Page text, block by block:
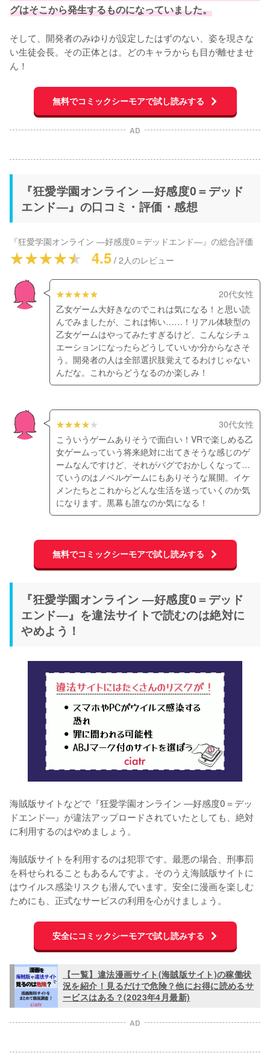
グはそこから発生するものになっていました。
そして、開発者のみゆりが設定したはずのない、姿を現さな
い生徒会長。その正体とは。どのキャラからも目が離せませ
ん！
無料でコミックシーモアで試し読みする
AD
『狂愛学園オンライン ―好感度0＝デッド
エンド―』の口コミ・評価・感想
『狂愛学園オンライン ―好感度0＝デッドエンド―』 の総合評価
4.5 / 2 人のレビュー
20代女性
乙女ゲーム大好きなのでこれは気になる！と思い読
んでみましたが、これは怖い……！リアル体験型の
乙女ゲームはやってみたすぎるけど、こんなシチュ
エーションになったらどうしていいか分からなさそ
う。開発者の人は全部選択肢覚えてるわけじゃない
んだな。これからどうなるのか楽しみ！
30代女性
こういうゲームありそうで面白い！VRで楽しめる乙
女ゲームっていう将来絶対に出てきそうな感じのゲ
ームなんですけど、それがバグでおかしくなって…
ていうのはノベルゲームにもありそうな展開。イケ
メンたちとこれからどんな生活を送っていくのか気
になります。黒幕も誰なのか気になる！
無料でコミックシーモアで試し読みする
『狂愛学園オンライン ―好感度0＝デッド
エンド―』を違法サイトで読むのは絶対に
やめよう！
海賊版サイトなどで『狂愛学園オンライン ―好感度0＝デッ
ドエンド―』が違法アップロードされていたとしても、絶対
に利用するのはやめましょう。
海賊版サイトを利用するのは犯罪です。最悪の場合、刑事罰
を科せられることもあるんですよ。そのうえ海賊版サイトに
はウイルス感染リスクも潜んでいます。安全に漫画を楽しむ
ためにも、正式なサービスの利用を心がけましょう。
安全にコミックシーモアで試し読みする
【一覧】違法漫画サイト(海賊版サイト)の稼働状
況を紹介！見るだけで危険？他にお得に読めるサ
ービスはある？(2023年4月最新)
AD